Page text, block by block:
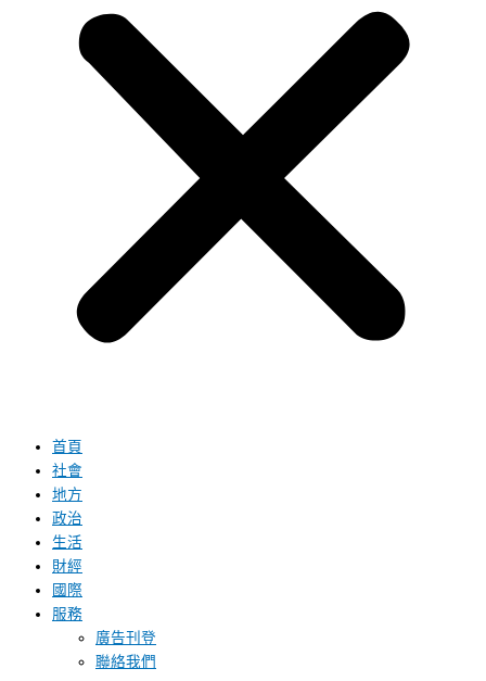
首頁
社會
地方
政治
生活
財經
國際
服務
廣告刊登
聯絡我們